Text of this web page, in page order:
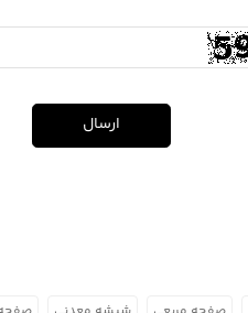
ارسال